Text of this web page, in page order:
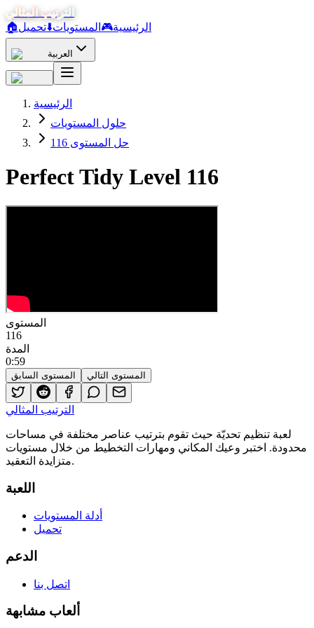
الترتيب المثالي
🏠
الرئيسية🎮 المستويات⬇️تحميل
العربية
الرئيسية
حلول المستويات
حل المستوى 116
Perfect Tidy Level 116
المستوى
116
المدة
0:59
المستوى السابق المستوى التالي
الترتيب المثالي
لعبة تنظيم تحديّة حيث تقوم بترتيب عناصر مختلفة في مساحات
محدودة. اختبر وعيك المكاني ومهارات التخطيط من خلال مستويات
متزايدة التعقيد.
اللعبة
أدلة المستويات
تحميل
الدعم
اتصل بنا
ألعاب مشابهة